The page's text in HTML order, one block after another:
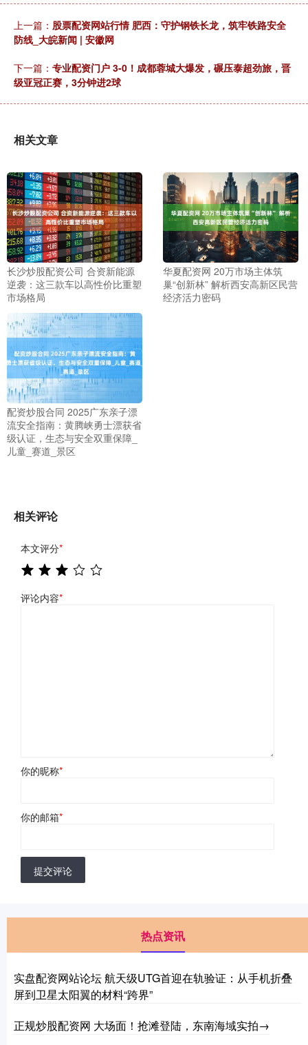
上一篇： 股票配资网站行情 肥西：守护钢铁长龙，筑牢铁路安全
防线_大皖新闻 | 安徽网
下一篇： 专业配资门户 3-0！成都蓉城大爆发，碾压泰超劲旅，晋
级亚冠正赛，3分钟进2球
相关文章
长沙炒股配资公司 合资新能源
逆袭：这三款车以高性价比重塑
市场格局
华夏配资网 20万市场主体筑
巢“创新林” 解析西安高新区民营
经济活力密码
配资炒股合同 2025广东亲子漂
流安全指南：黄腾峡勇士漂获省
级认证，生态与安全双重保障_
儿童_赛道_景区
相关评论
本文评分*
评论内容*
你的昵称*
你的邮箱*
提交评论
热点资讯
实盘配资网站论坛 航天级UTG首迎在轨验证：从手机折叠
屏到卫星太阳翼的材料“跨界”
正规炒股配资网 大场面！抢滩登陆，东南海域实拍→